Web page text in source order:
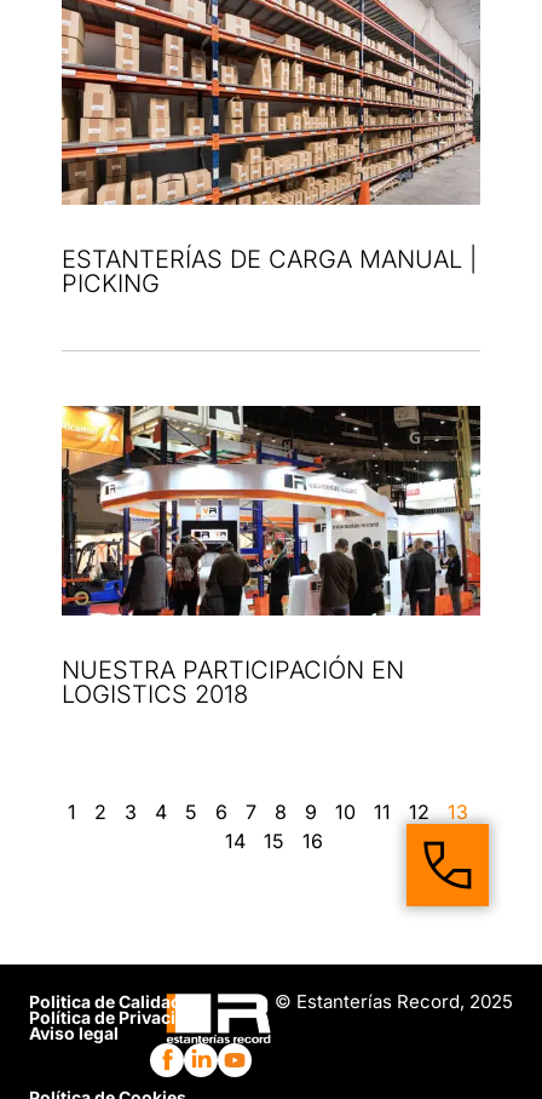
ESTANTERÍAS DE CARGA MANUAL |
PICKING
NUESTRA PARTICIPACIÓN EN
LOGISTICS 2018
1 2 3 4 5 6 7 8 9 10 11 12
13
14
15 16
Politica de Calidad
Política de Privacidad
Aviso legal
© Estanterías Record, 2025